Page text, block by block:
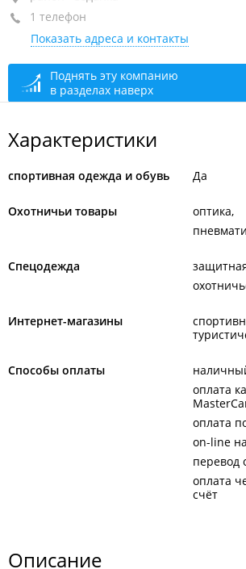
ТРК "Седанка Сити", -1-й этаж
+7 994 000-96-37
открыто: 10:00–21:00
1 телефон
Показать адреса и контакты
Поднять эту компанию
в разделах наверх
Характеристики
спортивная одежда и обувь Да
Охотничьи товары
оптика
Спецодежда
Интернет-магазины
Способы оплаты
оплата
оплата
on-line
перевод
оплата
счёт
Описание